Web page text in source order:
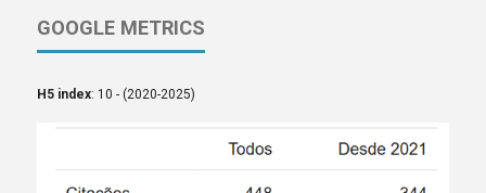
GOOGLE METRICS
H5 index: 10 - (2020-2025)